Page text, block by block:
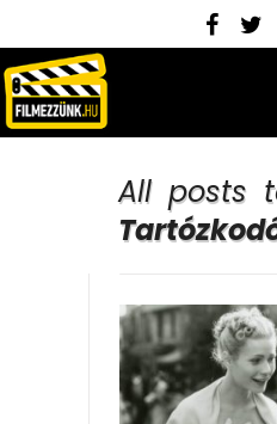
All posts